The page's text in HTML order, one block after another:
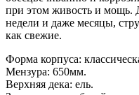
при этом живость и мощь.
недели и даже месяцы,
как свежие.
Форма корпуса:
Мензура: 650мм.
Верхняя дека: ель.